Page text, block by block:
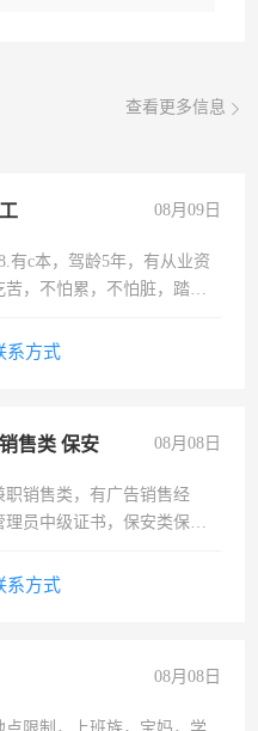
查看更多信息
08月09日
有c本，驾龄5年，有从业资
苦，不怕累，不怕脏，踏
系方式
售类 保安 08月08日
职销售类，有广告销售经
理员中级证书，保安类保安
证和十几年工作经验
系方式
08月08日